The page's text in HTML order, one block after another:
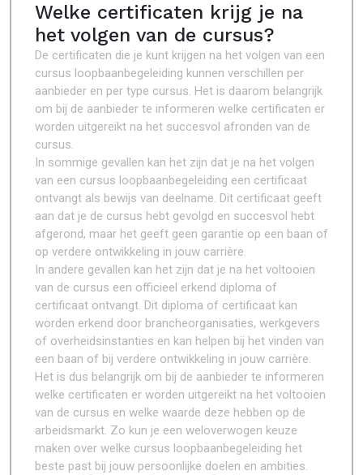
Welke certificaten krijg je na
het volgen van de cursus?
De certificaten die je kunt krijgen na het volgen van een
cursus loopbaanbegeleiding kunnen verschillen per
aanbieder en per type cursus. Het is daarom belangrijk
om bij de aanbieder te informeren welke certificaten er
worden uitgereikt na het succesvol afronden van de
cursus.
In sommige gevallen kan het zijn dat je na het volgen
van een cursus loopbaanbegeleiding een certificaat
ontvangt als bewijs van deelname. Dit certificaat geeft
aan dat je de cursus hebt gevolgd en succesvol hebt
afgerond, maar het geeft geen garantie op een baan of
op verdere ontwikkeling in jouw carrière.
In andere gevallen kan het zijn dat je na het voltooien
van de cursus een officieel erkend diploma of
certificaat ontvangt. Dit diploma of certificaat kan
worden erkend door brancheorganisaties, werkgevers
of overheidsinstanties en kan helpen bij het vinden van
een baan of bij verdere ontwikkeling in jouw carrière.
Het is dus belangrijk om bij de aanbieder te informeren
welke certificaten er worden uitgereikt na het voltooien
van de cursus en welke waarde deze hebben op de
arbeidsmarkt. Zo kun je een weloverwogen keuze
maken over welke cursus loopbaanbegeleiding het
beste past bij jouw persoonlijke doelen en ambities.